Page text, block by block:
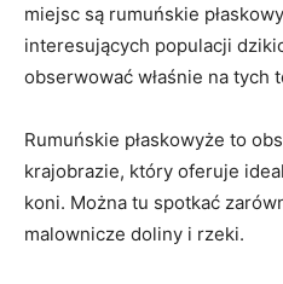
miejsc są rumuńskie
interesujących populacji
obserwować właśnie na tych
Rumuńskie płaskowyże to
krajobrazie, który oferuje
koni. Można tu spotkać
malownicze doliny i rzeki.